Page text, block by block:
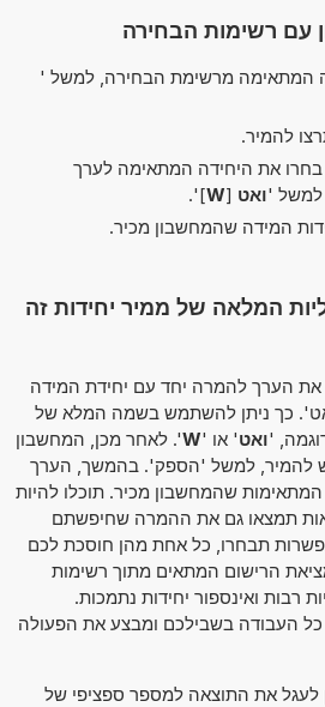
עם רשימות הבחירה
המתאימה מרשימת הבחירה, למשל '
להמיר.
את היחידה המתאימה לערך
למשל 'ואט [
W
]'.
המידה שהמחשבון מכיר.
המלאה של ממיר יחידות זה
את הערך להמרה יחד עם יחידת המידה
למשל, '363 ואט'. כך ניתן להשתמש בשמה המלא של
'ואט' או 'W'. לאחר מכן, המחשבון
יש להמיר, למשל 'הספק'. בהמשך, הערך
המתאימות שהמחשבון מכיר. תוכלו להיות
תמצאו גם את ההמרה שחיפשתם
תבחרו, כל אחת מהן חוסכת לכם
הרישום המתאים מתוך רשימות
רבות ואינספור יחידות נתמכות.
העבודה בשבילכם ומבצע את הפעולה
לעגל את התוצאה למספר ספציפי של